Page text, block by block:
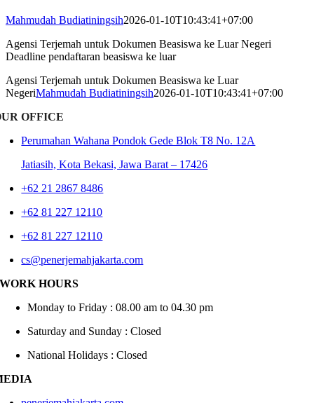
Mahmudah Budiatiningsih2026-01-10T10:43:41+07:00
Agensi Terjemah untuk Dokumen Beasiswa ke Luar Negeri
Deadline pendaftaran beasiswa ke luar
Agensi Terjemah untuk Dokumen Beasiswa ke Luar
NegeriMahmudah Budiatiningsih2026-01-10T10:43:41+07:00
OFFICE
Perumahan Wahana Pondok Gede Blok T8 No. 12A
Jatiasih,Kota Bekasi, Jawa Barat – 17426
+62 21 2867 8486
+62 81 227 12110
+62 81 227 12110
cs@penerjemahjakarta.com
WORK HOURS
Monday to Friday : 08.00 am to 04.30 pm
Saturday and Sunday : Closed
National Holidays : Closed